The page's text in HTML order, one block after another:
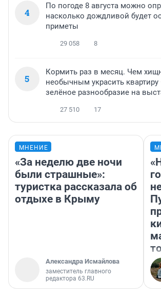
4
По погоде 8 августа можно
насколько дождливой будет
приметы
29 058 8
5
Кормить раз в месяц. Чем
необычным украсить
зелёное разнообразие на
27 510 17
МНЕНИЕ
«За неделю две ночи
были страшные»:
туристка рассказала об
отдыхе в Крыму
Александра Исмайлова
заместитель главного
редактора 63.RU